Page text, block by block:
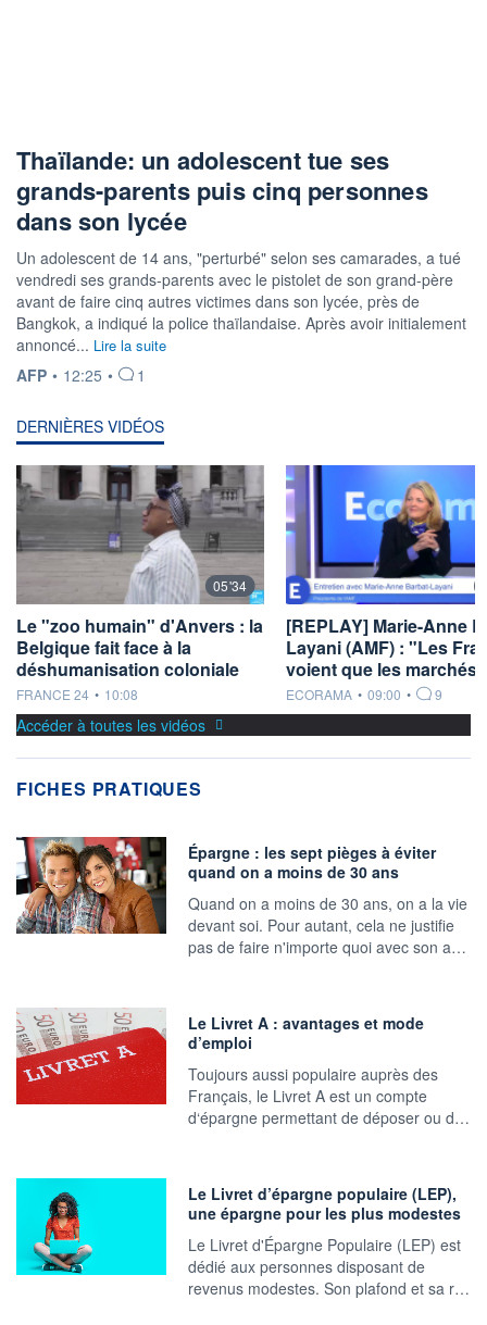
Thaïlande: un adolescent tue ses
grands-parents puis cinq personnes
dans son lycée
Un adolescent de 14 ans, "perturbé" selon ses camarades, a tué
vendredi ses grands-parents avec le pistolet de son grand-père
avant de faire cinq autres victimes dans son lycée, près de
Bangkok, a indiqué la police thaïlandaise. Après avoir initialement
annoncé... Lire la suite
INFORMATION FOURNIE PAR
AFP • 12:25 • 1
DERNIÈRES VIDÉOS
05'34
Le "zoo humain" d'Anvers : la
Belgique fait face à la
déshumanisation coloniale
information fournie par
FRANCE 24 • 10:08
[REPLAY] Marie-Anne
Layani (AMF) : "Les
voient que les
information fournie par
ECORAMA • 09:00 • 9
Accéder à toutes les vidéos
FICHES PRATIQUES
Épargne : les sept pièges à éviter
quand on a moins de 30 ans
Quand on a moins de 30 ans, on a la vie
devant soi. Pour autant, cela ne justifie
pas de faire n'importe quoi avec son a…
Le Livret A : avantages et mode
d’emploi
Toujours aussi populaire auprès des
Français, le Livret A est un compte
d‘épargne permettant de déposer ou d…
Le Livret d’épargne populaire (LEP),
une épargne pour les plus modestes
Le Livret d'Épargne Populaire (LEP) est
dédié aux personnes disposant de
revenus modestes. Son plafond et sa r…